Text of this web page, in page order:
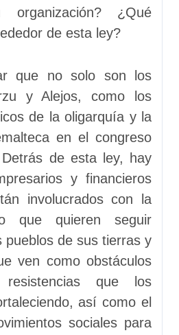
¿Qué
de esta ley?
que no solo son los
y Alejos, como los
de la oligarquía y la
en el congreso
de esta ley, hay
y financieros
involucrados con la
que quieren seguir
pueblos de sus tierras y
ven como obstáculos
resistencias que los
así como el
sociales para